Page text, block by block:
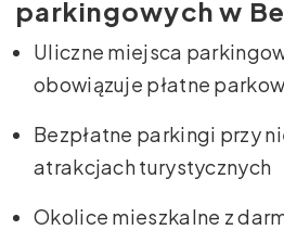
parkingowych w
Uliczne miejsca
obowiązuje płatne
Bezpłatne parkingi przy
atrakcjach turystycznych
Okolice mieszkalne z